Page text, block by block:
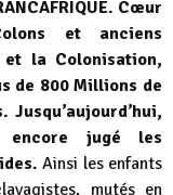
Cœur
et anciens
et la Colonisation,
de 800 Millions de
encore jugé les
Ainsi les enfants
mutés en